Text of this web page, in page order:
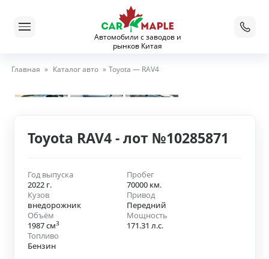
Автомобили с заводов и
рынков Китая
Главная » Каталог авто » Toyota — RAV4
Toyota RAV4 - лот №10285871
Год выпуска
2022 г.
Пробег
70000 км.
Кузов
внедорожник
Привод
Передний
Объём
1987 см3
Мощность
171.31 л.с.
Топливо
Бензин